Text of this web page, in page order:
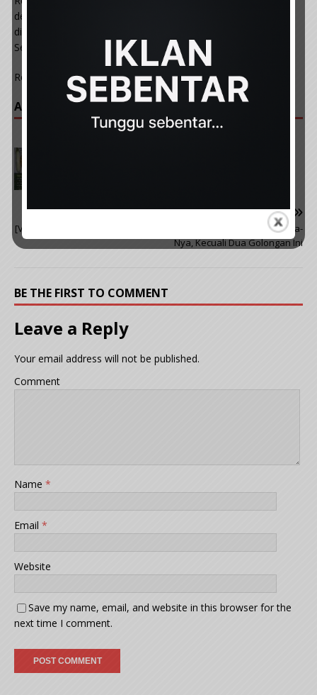
dengan aroma rempah dan rasa lemak santan. Ia sesuai
dihidangkan bersama lemang, ketupat, atau nasi putih panas.
Selamat mencuba!
Resepi ini dikongsi oleh:Mizah Ngatiman
ARTIKAL POPULAR :
NEXT
[VIDEO] Malam Nisfu Syaaban: Rahmat & Keampunan Buat Hamba-
Nya, Kecuali Dua Golongan Ini
BE THE FIRST TO COMMENT
Leave a Reply
Your email address will not be published.
Comment
Name *
Email *
Website
Save my name, email, and website in this browser for the
next time I comment.